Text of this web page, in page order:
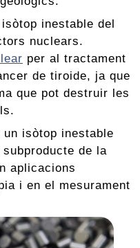
inestable del
nuclears.
per al tractament
de tiroide, ja que
que pot destruir les
isòtop inestable
de la
aplicacions
i en el mesurament